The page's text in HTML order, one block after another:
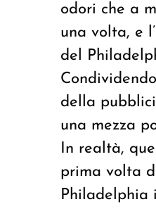
odori che a
una volta, e
del
della
una mezza
In realtà,
prima volta
Philadelphia